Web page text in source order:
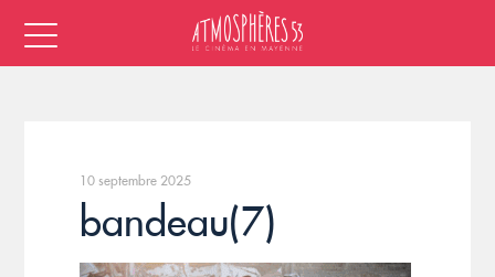
10 septembre 2025
bandeau(7)